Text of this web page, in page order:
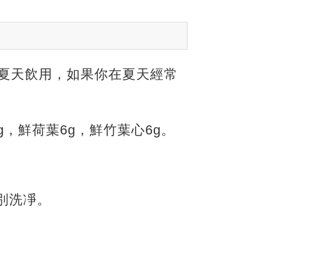
飲用，如果你在夏天經常
鮮荷葉6g，鮮竹葉心6g。
凈。